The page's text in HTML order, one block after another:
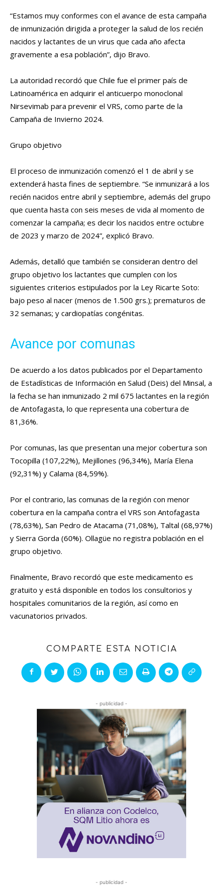
“Estamos muy conformes con el avance de esta campaña
de inmunización dirigida a proteger la salud de los recién
nacidos y lactantes de un virus que cada año afecta
gravemente a esa población”, dijo Bravo.
La autoridad recordó que Chile fue el primer país de
Latinoamérica en adquirir el anticuerpo monoclonal
Nirsevimab para prevenir el VRS, como parte de la
Campaña de Invierno 2024.
Grupo objetivo
El proceso de inmunización comenzó el 1 de abril y se
extenderá hasta fines de septiembre. “Se inmunizará a los
recién nacidos entre abril y septiembre, además del grupo
que cuenta hasta con seis meses de vida al momento de
comenzar la campaña; es decir los nacidos entre octubre
de 2023 y marzo de 2024”, explicó Bravo.
Además, detalló que también se consideran dentro del
grupo objetivo los lactantes que cumplen con los
siguientes criterios estipulados por la Ley Ricarte Soto:
bajo peso al nacer (menos de 1.500 grs.); prematuros de
32 semanas; y cardiopatías congénitas.
Avance por comunas
De acuerdo a los datos publicados por el Departamento
de Estadísticas de Información en Salud (Deis) del Minsal, a
la fecha se han inmunizado 2 mil 675 lactantes en la región
de Antofagasta, lo que representa una cobertura de
81,36%.
Por comunas, las que presentan una mejor cobertura son
Tocopilla (107,22%), Mejillones (96,34%), María Elena
(92,31%) y Calama (84,59%).
Por el contrario, las comunas de la región con menor
cobertura en la campaña contra el VRS son Antofagasta
(78,63%), San Pedro de Atacama (71,08%), Taltal (68,97%)
y Sierra Gorda (60%). Ollagüe no registra población en el
grupo objetivo.
Finalmente, Bravo recordó que este medicamento es
gratuito y está disponible en todos los consultorios y
hospitales comunitarios de la región, así como en
vacunatorios privados.
COMPARTE ESTA NOTICIA
- publicidad -
- publicidad -